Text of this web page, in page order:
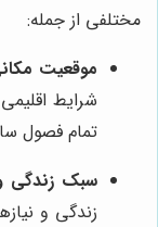
مختلفی از جمله:
موقعیت
شرایط
تمام فصول
سبک زندگی و
زندگی و